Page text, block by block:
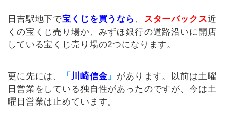
日吉駅地下で宝くじを買うなら 、 スターバックス近
くの宝くじ売り場か、みずほ銀行の道路沿いに開店
している宝くじ売り場の2つになります。
更に先には、 「 川崎信金 」 があります。以前は土曜
日営業をしている独自性があったのですが、今は土
曜日営業は止めています。